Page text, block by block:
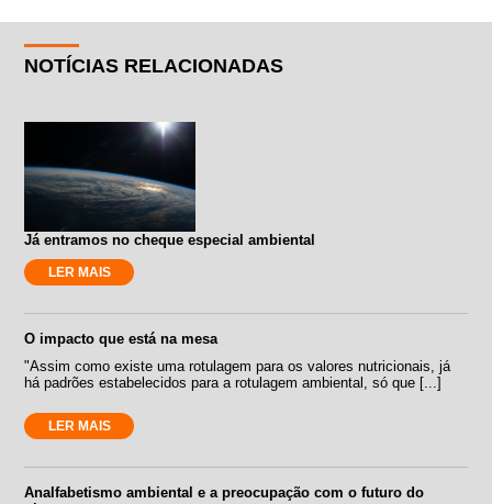
NOTÍCIAS RELACIONADAS
Já entramos no cheque especial ambiental
LER MAIS
O impacto que está na mesa
"Assim como existe uma rotulagem para os valores nutricionais, já
há padrões estabelecidos para a rotulagem ambiental, só que [...]
LER MAIS
Analfabetismo ambiental e a preocupação com o futuro do